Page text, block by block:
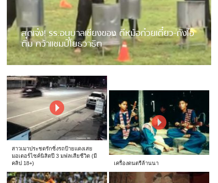
สุดเจ๋ง! รร.อนุบาลเชียงของ ตีหม้อก๋วยเตี๋ยว-ถังไอ
ติม คว้าแชมป์โยธวาธิต
สาวเมาประชดรักซิ่งรถป้ายแดงเสย
มอเตอร์ไซค์นิสิตปี 3 มฟลเสียชีวิต (มี
คลิป 18+)
เครื่องดนตรีล้านนา